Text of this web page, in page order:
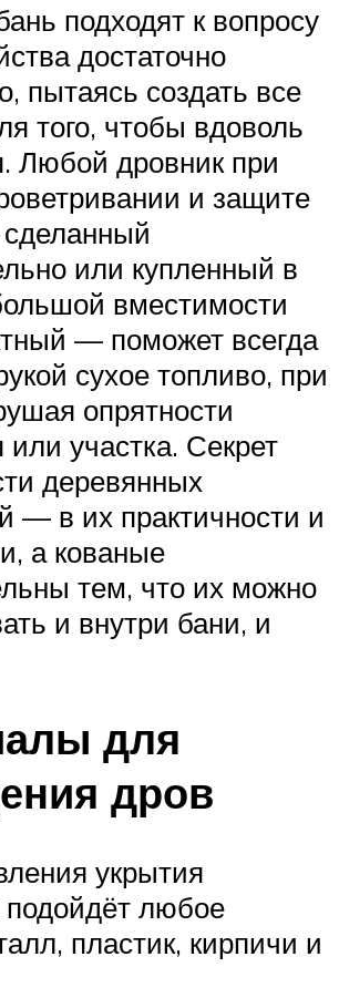
подходят к вопросу
достаточно
пытаясь создать все
того, чтобы вдоволь
Любой дровник при
и защите
или купленный в
вместимости
— поможет всегда
сухое топливо, при
опрятности
участка. Секрет
деревянных
— в их практичности и
а кованые
тем, что их можно
и внутри бани, и
для
дров
укрытия
любое
пластик, кирпичи и